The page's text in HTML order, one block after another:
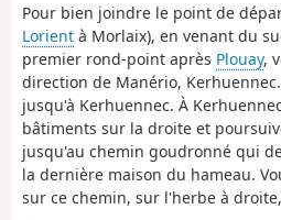
Pour bien joindre le point de
Lorient à Morlaix), en venant du
premier rond-point après Plouay,
direction de Manério,
jusqu'à Kerhuennec. À
bâtiments sur la droite et
jusqu'au chemin goudronné qui
la dernière maison du hameau.
sur ce chemin, sur l'herbe à